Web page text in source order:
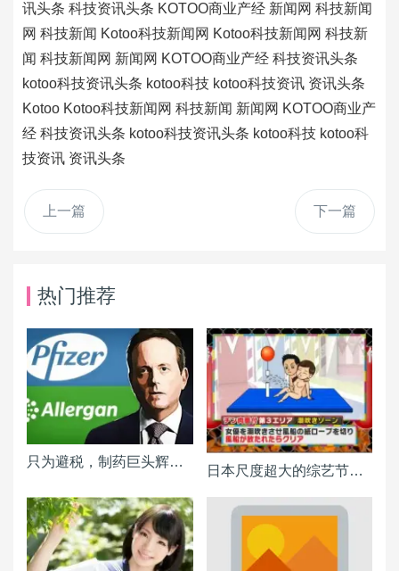
讯头条 科技资讯头条 KOTOO商业产经 新闻网 科技新闻
网 科技新闻 Kotoo科技新闻网 Kotoo科技新闻网 科技新
闻 科技新闻网 新闻网 KOTOO商业产经 科技资讯头条
kotoo科技资讯头条 kotoo科技 kotoo科技资讯 资讯头条
Kotoo Kotoo科技新闻网 科技新闻 新闻网 KOTOO商业产
经 科技资讯头条 kotoo科技资讯头条 kotoo科技 kotoo科
技资讯 资讯头条
上一篇 下一篇
热门推荐
只为避税，制药巨头辉瑞、爱力根 1,600 亿美元合并
日本尺度超大的综艺节目连主持人都大喊“玩这么大可以吗”